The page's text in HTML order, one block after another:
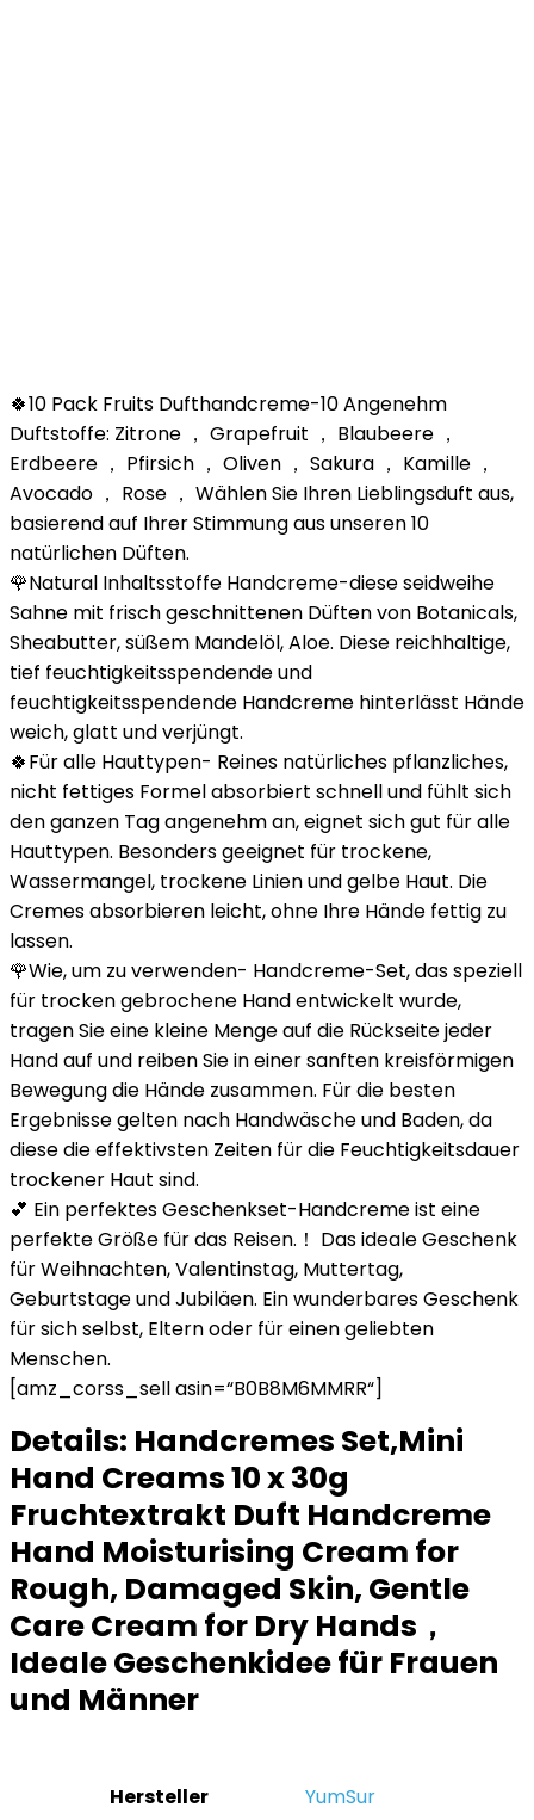
🍀10 Pack Fruits Dufthandcreme-10 Angenehm
Duftstoffe: Zitrone ， Grapefruit ， Blaubeere ，
Erdbeere ， Pfirsich ， Oliven ， Sakura ， Kamille ，
Avocado ， Rose ， Wählen Sie Ihren Lieblingsduft aus,
basierend auf Ihrer Stimmung aus unseren 10
natürlichen Düften.
🌹Natural Inhaltsstoffe Handcreme-diese seidweihe
Sahne mit frisch geschnittenen Düften von Botanicals,
Sheabutter, süßem Mandelöl, Aloe. Diese reichhaltige,
tief feuchtigkeitsspendende und
feuchtigkeitsspendende Handcreme hinterlässt Hände
weich, glatt und verjüngt.
🍀Für alle Hauttypen- Reines natürliches pflanzliches,
nicht fettiges Formel absorbiert schnell und fühlt sich
den ganzen Tag angenehm an, eignet sich gut für alle
Hauttypen. Besonders geeignet für trockene,
Wassermangel, trockene Linien und gelbe Haut. Die
Cremes absorbieren leicht, ohne Ihre Hände fettig zu
lassen.
🌹Wie, um zu verwenden- Handcreme-Set, das speziell
für trocken gebrochene Hand entwickelt wurde,
tragen Sie eine kleine Menge auf die Rückseite jeder
Hand auf und reiben Sie in einer sanften kreisförmigen
Bewegung die Hände zusammen. Für die besten
Ergebnisse gelten nach Handwäsche und Baden, da
diese die effektivsten Zeiten für die Feuchtigkeitsdauer
trockener Haut sind.
💕 Ein perfektes Geschenkset-Handcreme ist eine
perfekte Größe für das Reisen.！ Das ideale Geschenk
für Weihnachten, Valentinstag, Muttertag,
Geburtstage und Jubiläen. Ein wunderbares Geschenk
für sich selbst, Eltern oder für einen geliebten
Menschen.
[amz_corss_sell asin=“B0B8M6MMRR“]
Details: Handcremes Set,Mini
Hand Creams 10 x 30g
Fruchtextrakt Duft Handcreme
Hand Moisturising Cream for
Rough, Damaged Skin, Gentle
Care Cream for Dry Hands，
Ideale Geschenkidee für Frauen
und Männer
Hersteller ‎YumSur